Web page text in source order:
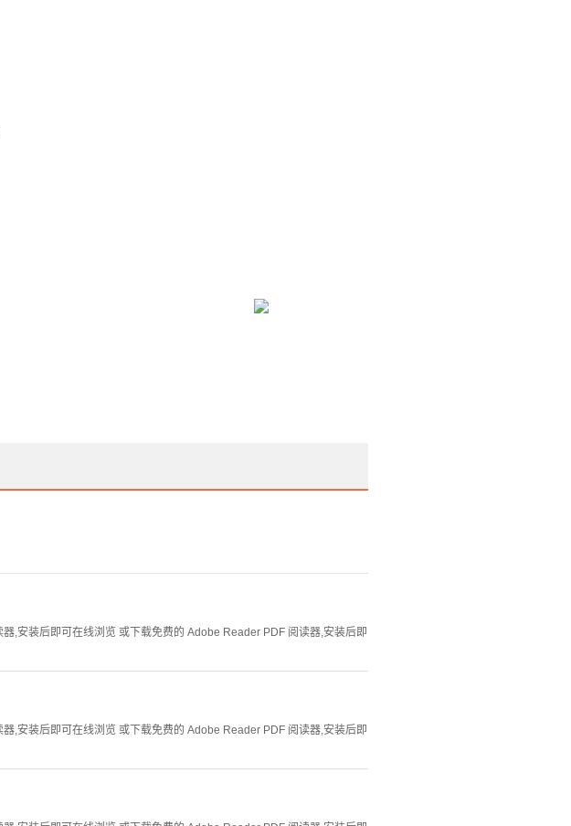
,安装后即可在线浏览 或下载免费的 Adobe Reader PDF 阅读器,安装后即
,安装后即可在线浏览 或下载免费的 Adobe Reader PDF 阅读器,安装后即